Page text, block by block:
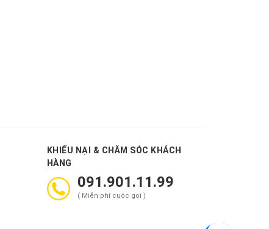
KHIẾU NẠI & CHĂM SÓC KHÁCH
HÀNG
091.901.11.99
( Miễn phí cuộc gọi )